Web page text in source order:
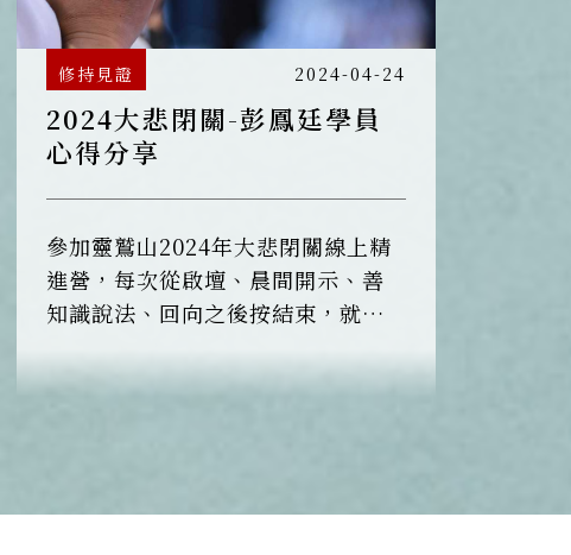
修持見證 2024-04-24
2024大悲閉關-彭鳳廷學員
心得分享
參加靈鷲山2024年大悲閉關線上精
進營，每次從啟壇、晨間開示、善
知識說法、回向之後按結束，就有
來，我記性不好，想看時就很方
姐的帶領，讓我有機會為地球及眾